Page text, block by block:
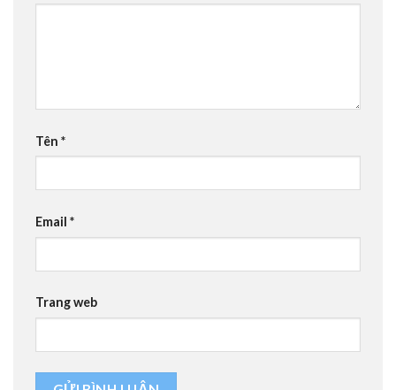
Tên *
Email *
Trang web